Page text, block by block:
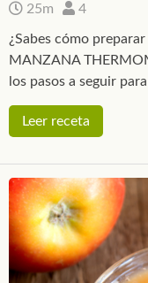
25m 4
¿Sabes cómo
MANZANA
los pasos a seguir
Leer receta